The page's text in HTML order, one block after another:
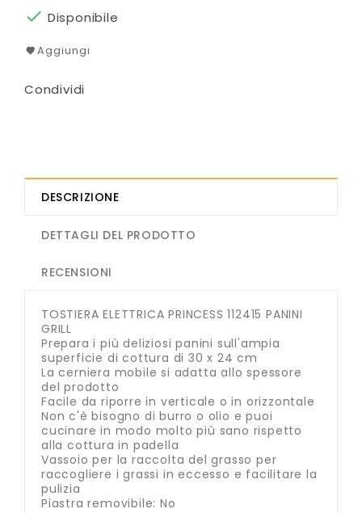
 Disponibile
Aggiungi
Condividi
DESCRIZIONE
DETTAGLI DEL PRODOTTO
RECENSIONI
TOSTIERA ELETTRICA PRINCESS 112415 PANINI
GRILL
Prepara i più deliziosi panini sull'ampia
superficie di cottura di 30 x 24 cm
La cerniera mobile si adatta allo spessore
del prodotto
Facile da riporre in verticale o in orizzontale
Non c'è bisogno di burro o olio e puoi
cucinare in modo molto più sano rispetto
alla cottura in padella
Vassoio per la raccolta del grasso per
raccogliere i grassi in eccesso e facilitare la
pulizia
Piastra removibile: No